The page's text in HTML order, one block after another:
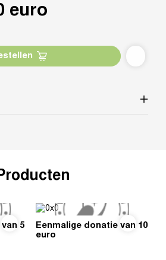
euro
5
Eenmalige donatie van 10
euro